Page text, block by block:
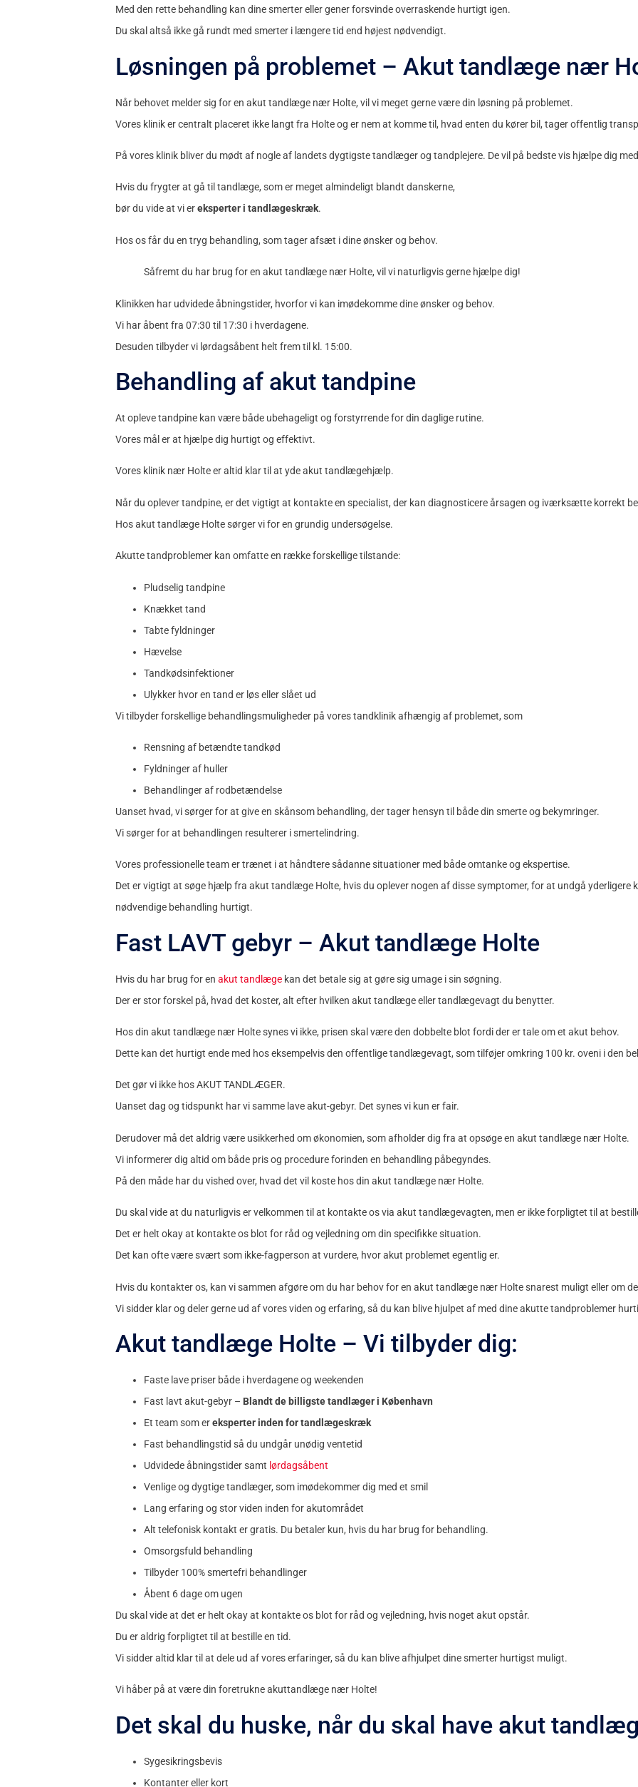
Med den rette behandling kan dine smerter eller gener forsvinde overraskende hurtigt igen.
Du skal altså ikke gå rundt med smerter i længere tid end højest nødvendigt.
Løsningen på problemet – Akut tandlæge nær
Når behovet melder sig for en akut tandlæge nær Holte, vil vi meget gerne være din løsning på problemet.
Vores klinik er centralt placeret ikke langt fra Holte og er nem at komme til, hvad enten du kører bil, tager offentlig
På vores klinik bliver du mødt af nogle af landets dygtigste tandlæger og tandplejere. De vil på bedste vis hjælpe dig
Hvis du frygter at gå til tandlæge, som er meget almindeligt blandt danskerne,
bør du vide at vi ereksperter i tandlægeskræk.
Hos os får du en tryg behandling, som tager afsæt i dine ønsker og behov.
Såfremt du har brug for en akut tandlæge nær Holte, vil vi naturligvis gerne hjælpe dig!
Klinikken har udvidede åbningstider, hvorfor vi kan imødekomme dine ønsker og behov.
Vi har åbent fra 07:30 til 17:30 i hverdagene.
Desuden tilbyder vi lørdagsåbent helt frem til kl. 15:00.
Behandling af akut tandpine
At opleve tandpine kan være både ubehageligt og forstyrrende for din daglige rutine.
Vores mål er at hjælpe dig hurtigt og effektivt.
Vores klinik nær Holte er altid klar til at yde akut tandlægehjælp.
Når du oplever tandpine, er det vigtigt at kontakte en specialist, der kan diagnosticere årsagen og iværksætte korrekt
Hos akut tandlæge Holte sørger vi for en grundig undersøgelse.
Akutte tandproblemer kan omfatte en række forskellige tilstande:
Pludselig tandpine
Knækket tand
Tabte fyldninger
Hævelse
Tandkødsinfektioner
Ulykker hvor en tand er løs eller slået ud
Vi tilbyder forskellige behandlingsmuligheder på vores tandklinik afhængig af problemet, som
Rensning af betændte tandkød
Fyldninger af huller
Behandlinger af rodbetændelse
Uanset hvad, vi sørger for at give en skånsom behandling, der tager hensyn til både din smerte og bekymringer.
Vi sørger for at behandlingen resulterer i smertelindring.
Vores professionelle team er trænet i at håndtere sådanne situationer med både omtanke og ekspertise.
Det er vigtigt at søge hjælp fra akut tandlæge Holte, hvis du oplever nogen af disse symptomer, for at undgå yderligere
nødvendige behandling hurtigt.
Fast LAVT gebyr – Akut tandlæge Holte
Hvis du har brug for en akut tandlæge kan det betale sig at gøre sig umage i sin søgning.
Der er stor forskel på, hvad det koster, alt efter hvilken akut tandlæge eller tandlægevagt du benytter.
Hos din akut tandlæge nær Holte synes vi ikke, prisen skal være den dobbelte blot fordi der er tale om et akut behov.
Dette kan det hurtigt ende med hos eksempelvis den offentlige tandlægevagt, som tilføjer omkring 100 kr. oveni i den
Det gør vi ikke hos AKUT TANDLÆGER.
Uanset dag og tidspunkt har vi samme lave akut-gebyr. Det synes vi kun er fair.
Derudover må det aldrig være usikkerhed om økonomien, som afholder dig fra at opsøge en akut tandlæge nær Holte.
Vi informerer dig altid om både pris og procedure forinden en behandling påbegyndes.
På den måde har du vished over, hvad det vil koste hos din akut tandlæge nær Holte.
Du skal vide at du naturligvis er velkommen til at kontakte os via akut tandlægevagten, men er ikke forpligtet til at
Det er helt okay at kontakte os blot for råd og vejledning om din specifikke situation.
Det kan ofte være svært som ikke-fagperson at vurdere, hvor akut problemet egentlig er.
Hvis du kontakter os, kan vi sammen afgøre om du har behov for en akut tandlæge nær Holte snarest muligt eller om
Vi sidder klar og deler gerne ud af vores viden og erfaring, så du kan blive hjulpet af med dine akutte tandproblemer
Akut tandlæge Holte – Vi tilbyder dig:
Faste lave priser både i hverdagene og weekenden
Fast lavt akut-gebyr – Blandt de billigste tandlæger i København
Et team som ereksperter inden for tandlægeskræk
Fast behandlingstid så du undgår unødig ventetid
Udvidede åbningstider samt lørdagsåbent
Venlige og dygtige tandlæger, som imødekommer dig med et smil
Lang erfaring og stor viden inden for akutområdet
Alt telefonisk kontakt er gratis. Du betaler kun, hvis du har brug for behandling.
Omsorgsfuld behandling
Tilbyder 100% smertefri behandlinger
Åbent 6 dage om ugen
Du skal vide at det er helt okay at kontakte os blot for råd og vejledning, hvis noget akut opstår.
Du er aldrig forpligtet til at bestille en tid.
Vi sidder altid klar til at dele ud af vores erfaringer, så du kan blive afhjulpet dine smerter hurtigst muligt.
Vi håber på at være din foretrukne akuttandlæge nær Holte!
Det skal du huske, når du skal have akut
Sygesikringsbevis
Kontanter eller kort